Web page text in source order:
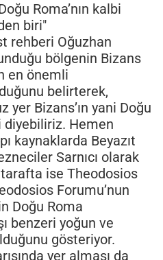
Roma’nın kalbi
biri"
rehberi Oğuzhan
bölgenin Bizans
en önemli
belirterek,
yer Bizans’ın yani Doğu
diyebiliriz. Hemen
kaynaklarda Beyazıt
Sarnıcı olarak
ise Theodosios
Forumu’nun
Doğu Roma
benzeri yoğun ve
gösteriyor.
yer alması da